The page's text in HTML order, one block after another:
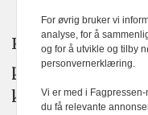
KOM24
plakatens
kan du lese
For øvrig bruker vi
analyse, for å
og for å utvikle og tilby
personvernerklæring.
Vi er med i Fagpressen-
du få relevante